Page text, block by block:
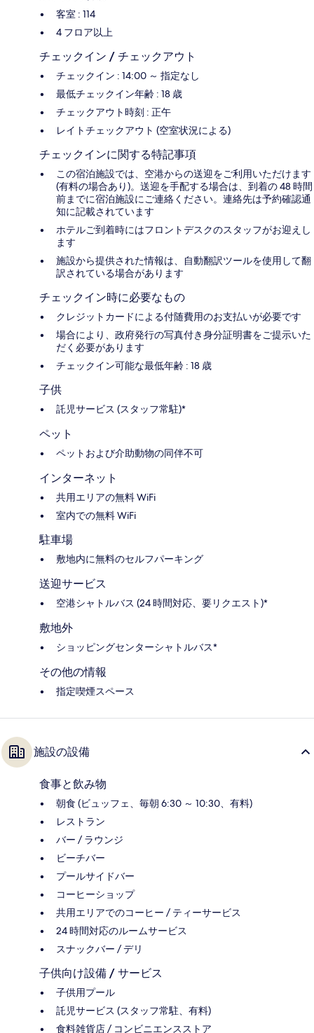
客室 : 114
4 フロア以上
チェックイン / チェックアウト
チェックイン : 14:00 ～ 指定なし
最低チェックイン年齢 : 18 歳
チェックアウト時刻 : 正午
レイトチェックアウト (空室状況による)
チェックインに関する特記事項
この宿泊施設では、空港からの送迎をご利用いただけます
(有料の場合あり)。送迎を手配する場合は、到着の 48 時間
前までに宿泊施設にご連絡ください。連絡先は予約確認通
知に記載されています
ホテルご到着時にはフロントデスクのスタッフがお迎えし
ます
施設から提供された情報は、自動翻訳ツールを使用して翻
訳されている場合があります
チェックイン時に必要なもの
クレジットカードによる付随費用のお支払いが必要です
場合により、政府発行の写真付き身分証明書をご提示いた
だく必要があります
チェックイン可能な最低年齢 : 18 歳
子供
託児サービス (スタッフ常駐)*
ペット
ペットおよび介助動物の同伴不可
インターネット
共用エリアの無料 WiFi
室内での無料 WiFi
駐車場
敷地内に無料のセルフパーキング
送迎サービス
空港シャトルバス (24 時間対応、要リクエスト)*
敷地外
ショッピングセンターシャトルバス*
その他の情報
指定喫煙スペース
施設の設備
食事と飲み物
朝食 (ビュッフェ、毎朝 6:30 ～ 10:30、有料)
レストラン
バー / ラウンジ
ビーチバー
プールサイドバー
コーヒーショップ
共用エリアでのコーヒー / ティーサービス
24 時間対応のルームサービス
スナックバー / デリ
子供向け設備 / サービス
子供用プール
託児サービス (スタッフ常駐、有料)
食料雑貨店 / コンビニエンスストア